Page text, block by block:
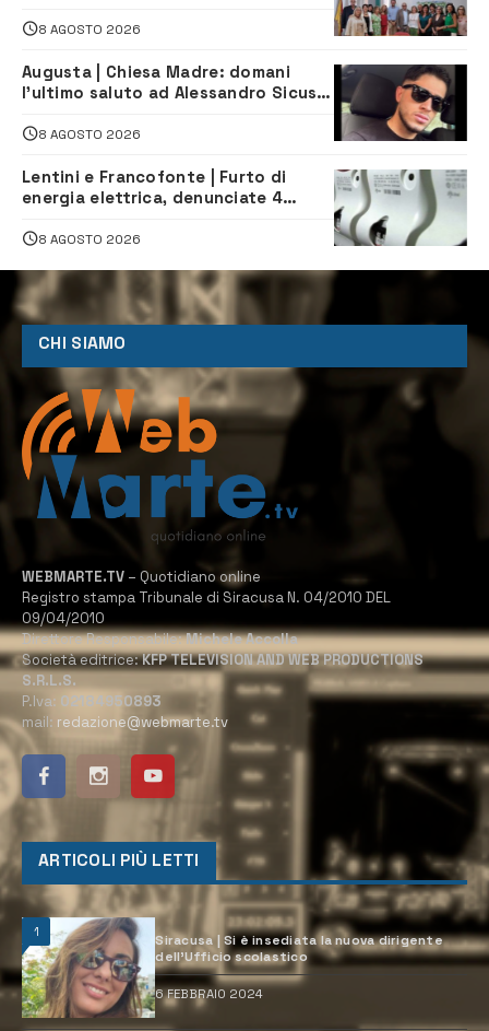
Servizio Legale
8 AGOSTO 2026
Augusta | Chiesa Madre: domani
l’ultimo saluto ad Alessandro Sicuso,
8 AGOSTO 2026
Lentini e Francofonte | Furto di
energia elettrica, denunciate 4
8 AGOSTO 2026
CHI SIAMO
WEBMARTE.TV – Quotidiano online
Registro stampa Tribunale di Siracusa N. 04/2010 DEL
09/04/2010
Direttore Responsabile:Michele Accolla
Società editrice:KFP TELEVISION AND WEB PRODUCTIONS
S.R.L.S.
P.Iva: 02184950893
mail: redazione@webmarte.tv
ARTICOLI PIÙ LETTI
1
Siracusa | Si è insediata la nuova dirigente
dell’Ufficio scolastico
6 FEBBRAIO 2024